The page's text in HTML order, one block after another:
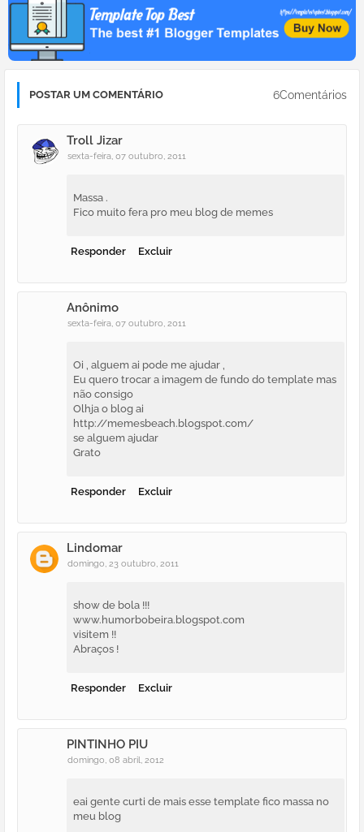
POSTAR UM COMENTÁRIO 6Comentários
Troll Jizar
sexta-feira, 07 outubro, 2011
Massa .
Fico muito fera pro meu blog de memes
Responder Excluir
Anônimo
sexta-feira, 07 outubro, 2011
Oi , alguem ai pode me ajudar ,
Eu quero trocar a imagem de fundo do template mas
não consigo
Olhja o blog ai
http://memesbeach.blogspot.com/
se alguem ajudar
Grato
Responder Excluir
Lindomar
domingo, 23 outubro, 2011
show de bola !!!
www.humorbobeira.blogspot.com
visitem !!
Abraços !
Responder Excluir
PINTINHO PIU
domingo, 08 abril, 2012
eai gente curti de mais esse template fico massa no
meu blog